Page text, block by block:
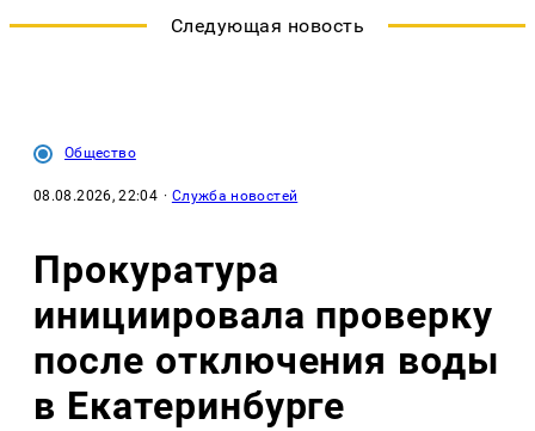
Следующая новость
Общество
08.08.2026, 22:04 · Служба новостей
Прокуратура
инициировала проверку
после отключения воды
в Екатеринбурге